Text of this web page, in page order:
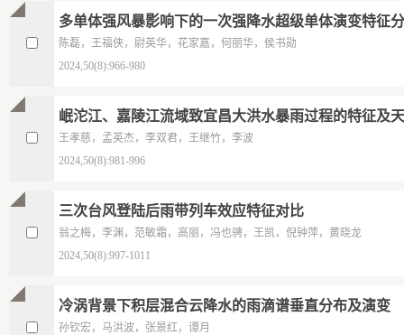
多单体强风暴影响下的一次强降水超级单体演变特征
陈磊，王福侠，尉英华，花家嘉，何丽华，侯书勋
2024,50(8):966-980
岷沱江、嘉陵江流域致宜昌大洪水暴雨过程的特征及
王孝慈，孟英杰，李双君，王继竹，李波
2024,50(8):981-996
三次台风登陆后雨带列车效应特征对比
翁之梅，李渊，范敏霜，高丽，冯也骋，王凯，倪钟萍，黄晓龙
2024,50(8):997-1011
冷涡背景下积层混合云降水的雨滴谱垂直分布及演变
孙钦宏，马洪波，张景红，谭月